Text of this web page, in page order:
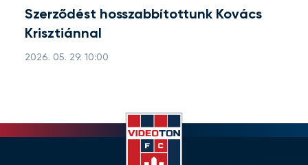
Szerződést hosszabbítottunk Kovács
Krisztiánnal
2026. 05. 29. 10:00